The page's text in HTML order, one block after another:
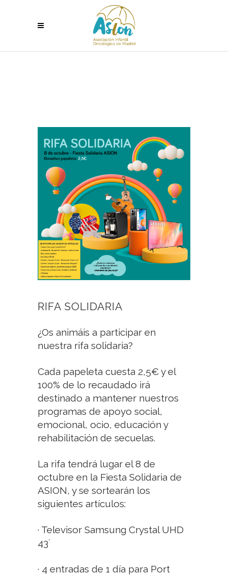
RIFA SOLIDARIA
¿Os animáis a participar en
nuestra rifa solidaria?
Cada papeleta cuesta 2,5€ y el
100% de lo recaudado irá
destinado a mantener nuestros
programas de apoyo social,
emocional, ocio, educación y
rehabilitación de secuelas.
La rifa tendrá lugar el 8 de
octubre en la Fiesta Solidaria de
ASION, y se sortearán los
siguientes artículos:
· Televisor Samsung Crystal UHD
43´
· 4 entradas de 1 día para Port